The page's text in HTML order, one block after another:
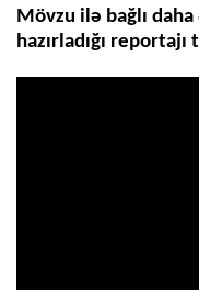
Mövzu ilə bağlı daha
hazırladığı